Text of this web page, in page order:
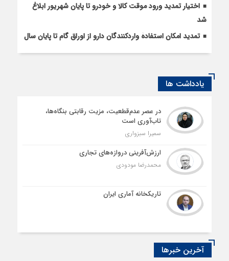
اختیار تمدید ورود موقت کالا و خودرو تا پایان شهریور ابلاغ
شد
تمدید امکان استفادۀ واردکنندگان دارو از اوراق گام تا پایان سال
یادداشت ها
در عصر عدم‌قطعیت، مزیت رقابتی بنگاه‌ها،
تاب‌آوری است
سمیرا سبزواری
ارزش‌آفرینی دروازه‌های تجاری
محمدرضا مودودی
تاریکخانه آماری ایران
آخرین خبرها